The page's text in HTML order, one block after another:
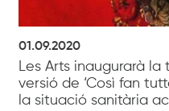
01.09.2020
Les Arts inaugurarà
versió de ‘Così fan
la situació sanitària